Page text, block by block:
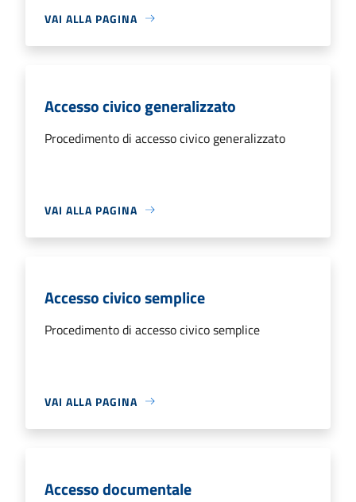
VAI ALLA PAGINA
Accesso civico generalizzato
Procedimento di accesso civico generalizzato
VAI ALLA PAGINA
Accesso civico semplice
Procedimento di accesso civico semplice
VAI ALLA PAGINA
Accesso documentale